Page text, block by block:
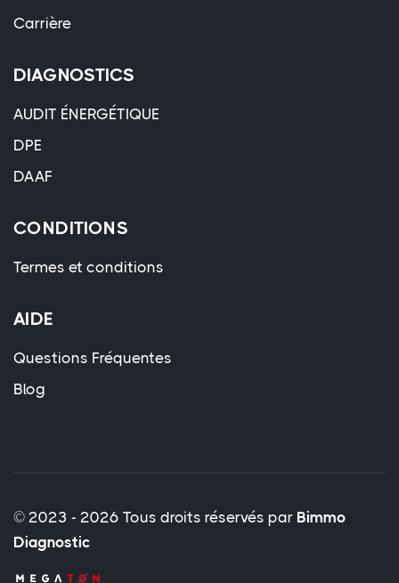
Carrière
DIAGNOSTICS
AUDIT ÉNERGÉTIQUE
DPE
DAAF
CONDITIONS
Termes et conditions
AIDE
Questions Fréquentes
Blog
© 2023 - 2026 Tous droits réservés par Bimmo
Diagnostic